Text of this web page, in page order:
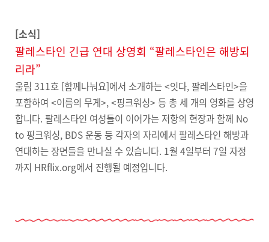
[소식]
팔레스타인 긴급 연대 상영회 “팔레스타인은 해방되
리라”
울림 311호 [함께나눠요]에서 소개하는 <잇다, 팔레스타인>을
포함하여 <이름의 무게>, <핑크워싱> 등 총 세 개의 영화를 상영
합니다. 팔레스타인 여성들이 이어가는 저항의 현장과 함께 No
to 핑크워싱, BDS 운동 등 각자의 자리에서 팔레스타인 해방과
연대하는 장면들을 만나실 수 있습니다. 1월 4일부터 7일 자정
까지 HRflix.org에서 진행될 예정입니다.